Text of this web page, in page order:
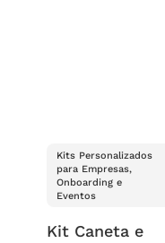
Kits Personalizados
para Empresas,
Onboarding e
Eventos
Kit Caneta e